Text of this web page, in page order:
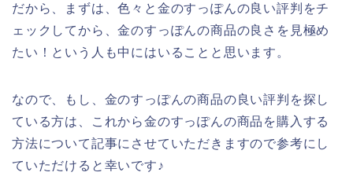
だから、まずは、色々と金のすっぽんの良い評判をチ
ェックしてから、金のすっぽんの商品の良さを見極め
たい！という人も中にはいることと思います。
なので、もし、金のすっぽんの商品の良い評判を探し
ている方は、これから金のすっぽんの商品を購入する
方法について記事にさせていただきますので参考にし
ていただけると幸いです♪